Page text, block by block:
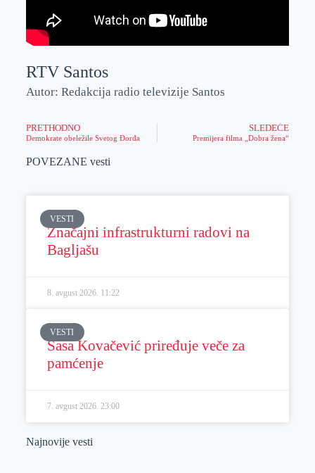
RTV Santos
Autor: Redakcija radio televizije Santos
PRETHODNO
Demokrate obeležile Svetog Đorđa
SLEDEĆE
Premijera filma „Dobra žena“
POVEZANE vesti
VESTI
Značajni infrastrukturni radovi na
Bagljašu
8. avgust 2026. 11:22
VESTI
Sasa Kovačević priređuje veče za
pamćenje
7. avgust 2026. 23:00
Najnovije vesti